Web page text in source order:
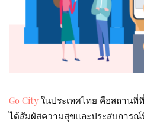
Go Cityในประเทศไทย คือสถานที่
ได้สัมผัสความสุขและประสบการ